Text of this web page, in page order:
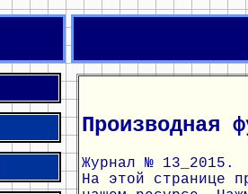
Производная
Журнал № 13_2015.
На этой странице